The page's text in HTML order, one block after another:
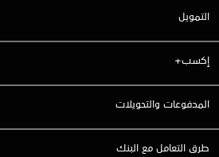
التمويل
إكسب+
المدفوعات والتحويلات
طرق التعامل مع البنك